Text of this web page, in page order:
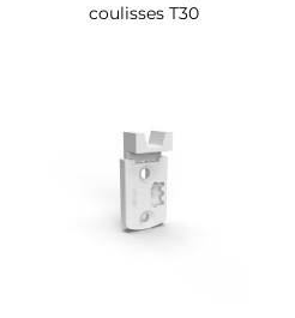
coulisses T30